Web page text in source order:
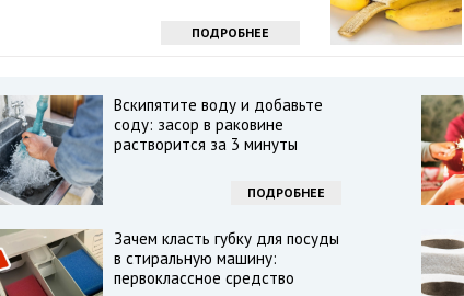
ПОДРОБНЕЕ
Вскипятите воду и добавьте
соду: засор в раковине
растворится за 3 минуты
ПОДРОБНЕЕ
Зачем класть губку для посуды
в стиральную машину:
первоклассное средство